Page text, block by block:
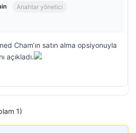
Anahtar yönetici
Cham’ın satın alma opsiyonuyla
açıkladı.
1)